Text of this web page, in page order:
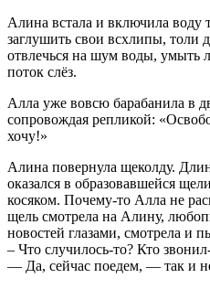
Алина встала и включила воду
заглушить свои всхлипы, толи
отвлечься на шум воды, умыть
поток слёз.
Алла уже вовсю барабанила в
сопровождая репликой:
хочу!»
Алина повернула щеколду.
оказался в образовавшейся
косяком. Почему-то Алла не
щель смотрела на Алину,
новостей глазами, смотрела и
– Что случилось-то? Кто
— Да, сейчас поедем, — так и